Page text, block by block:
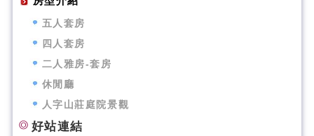
五人套房
四人套房
二人雅房-套房
休閒廳
人字山莊庭院景觀
好站連結